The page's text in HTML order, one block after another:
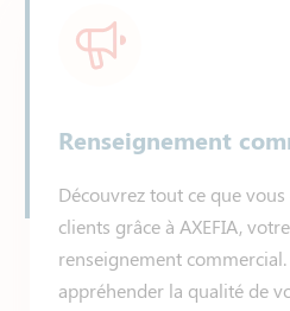
Renseignement
Découvrez tout ce que
clients grâce à AXEFIA,
renseignement
appréhender la qualité de